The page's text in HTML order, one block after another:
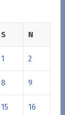
S N
1 2
8 9
15 16